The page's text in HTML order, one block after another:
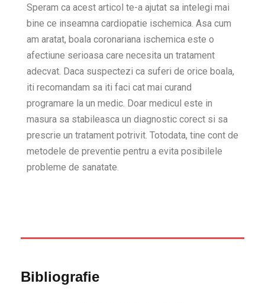
Speram ca acest articol te-a ajutat sa intelegi mai
bine ce inseamna cardiopatie ischemica. Asa cum
am aratat, boala coronariana ischemica este o
afectiune serioasa care necesita un tratament
adecvat. Daca suspectezi ca suferi de orice boala,
iti recomandam sa iti faci cat mai curand
programare la un medic. Doar medicul este in
masura sa stabileasca un diagnostic corect si sa
prescrie un tratament potrivit. Totodata, tine cont de
metodele de preventie pentru a evita posibilele
probleme de sanatate.
Bibliografie